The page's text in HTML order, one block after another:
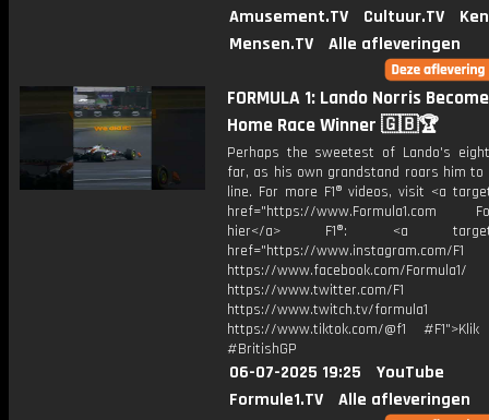
Amusement.TV
Cultuur.TV
Mensen.TV
Alle afleveringen
FORMULA 1: Lando Norris
Home Race Winner 🇬🇧🏆
Perhaps the sweetest of Lando's
far, as his own grandstand roars him
line. For more F1® videos, visit <a
href="https://www.Formula1.com
hier</a> F1®: <a
href="https://www.instagram.com/F1
https://www.facebook.com/Formula1/
https://www.twitter.com/F1
https://www.twitch.tv/formula1
https://www.tiktok.com/@f1
#BritishGP
06-07-2025 19:25
YouTube
Formule1.TV
Alle afleveringen